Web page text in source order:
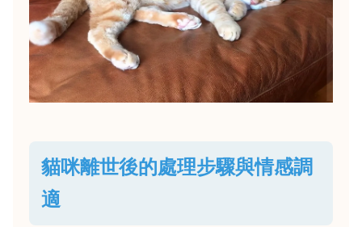
貓咪離世後的處理步驟與情感調
適